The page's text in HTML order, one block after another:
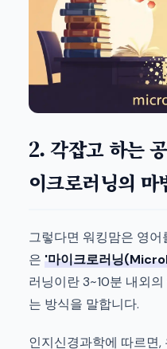
2. 각잡고 하는
이크로러닝의 마
그렇다면 워킹맘은 영
은 '마이크로러닝
러닝이란 3~10분 내외
는 방식을 말합니다.
인지신경과학에 따르면